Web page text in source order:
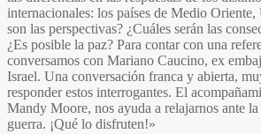
internacionales: los países de Medio
son las perspectivas? ¿Cuáles serán las
¿Es posible la paz? Para contar con una
conversamos con Mariano Caucino, ex
Israel. Una conversación franca y abierta,
responder estos interrogantes. El
Mandy Moore, nos ayuda a relajarnos ante
guerra. ¡Qué lo disfruten!»